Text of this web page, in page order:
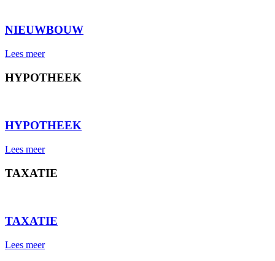
NIEUWBOUW
Lees meer
HYPOTHEEK
HYPOTHEEK
Lees meer
TAXATIE
TAXATIE
Lees meer